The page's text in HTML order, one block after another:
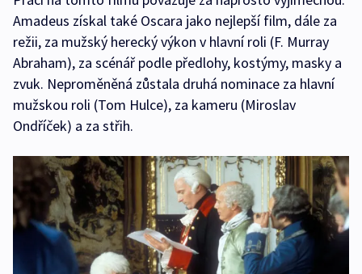
Amadeus získal také Oscara jako nejlepší film, dále za
režii, za mužský herecký výkon v hlavní roli (F. Murray
Abraham), za scénář podle předlohy, kostýmy, masky a
zvuk. Neproměněná zůstala druhá nominace za hlavní
mužskou roli (Tom Hulce), za kameru (Miroslav
Ondříček) a za střih.